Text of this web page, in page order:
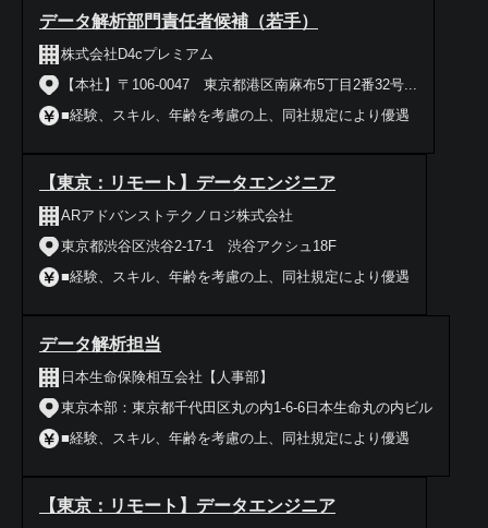
データ解析部門責任者候補（若手）
株式会社D4cプレミアム
【本社】〒106-0047 東京都港区南麻布5丁目2番32号...
■経験、スキル、年齢を考慮の上、同社規定により優遇
【東京：リモート】データエンジニア
ARアドバンストテクノロジ株式会社
東京都渋谷区渋谷2-17-1 渋谷アクシュ18F
■経験、スキル、年齢を考慮の上、同社規定により優遇
データ解析担当
日本生命保険相互会社【人事部】
東京本部：東京都千代田区丸の内1-6-6日本生命丸の内ビル
■経験、スキル、年齢を考慮の上、同社規定により優遇
【東京：リモート】データエンジニア